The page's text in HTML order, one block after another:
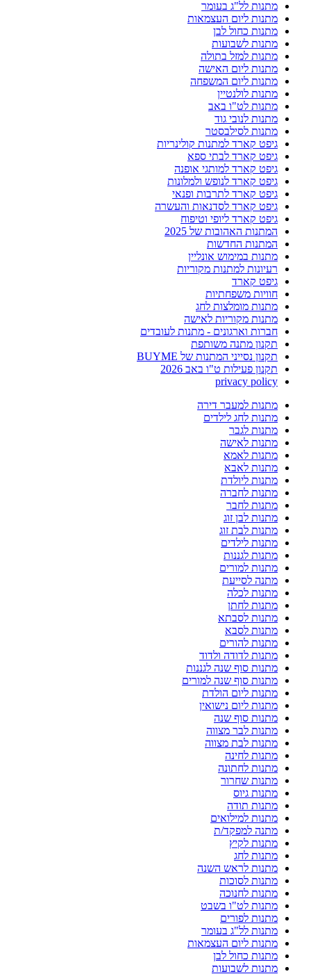
מתנות לל"ג בעומר
מתנות ליום העצמאות
מתנות כחול לבן
מתנות לשבועות
מתנות למזל בתולה
מתנות ליום האישה
מתנות ליום המשפחה
מתנות לולנטיין
מתנות לט"ו באב
מתנות לנובי גוד
מתנות לסילבסטר
גיפט קארד למתנות קולינריות
גיפט קארד לבתי ספא
גיפט קארד למותגי אופנה
גיפט קארד לנופש ולמלונות
גיפט קארד לתרבות ופנאי
גיפט קארד לסדנאות והעשרה
גיפט קארד ליופי וטיפוח
המתנות האהובות של 2025
המתנות החדשות
מתנות במימוש אונליין
רעיונות למתנות מקוריות
גיפט קארד
חוויות משפחתיות
מתנות מומלצות לחג
מתנות מקוריות לאישה
חברות וארגונים - מתנות לעובדים
תקנון מתנה משותפת
תקנון נסייני המתנות של BUYME
תקנון פעילות ט"ו באב 2026
privacy policy
מתנות למעבר דירה
מתנות לחג לילדים
מתנות לגבר
מתנות לאישה
מתנות לאמא
מתנות לאבא
מתנות ליולדת
מתנות לחברה
מתנות לחבר
מתנות לבן זוג
מתנות לבת זוג
מתנות לילדים
מתנות לגננות
מתנות למורים
מתנה לסייעת
מתנות לכלה
מתנות לחתן
מתנות לסבתא
מתנות לסבא
מתנות להורים
מתנות לדודה ולדוד
מתנות סוף שנה לגננות
מתנות סוף שנה למורים
מתנות ליום הולדת
מתנות ליום נישואין
מתנות סוף שנה
מתנות לבר מצווה
מתנות לבת מצווה
מתנות לחינה
מתנות לחתונה
מתנות שחרור
מתנות גיוס
מתנות תודה
מתנות למילואים
מתנה למפקד/ת
מתנות לקיץ
מתנות לחג
מתנות לראש השנה
מתנות לסוכות
מתנות לחנוכה
מתנות לט"ו בשבט
מתנות לפורים
מתנות לל"ג בעומר
מתנות ליום העצמאות
מתנות כחול לבן
מתנות לשבועות